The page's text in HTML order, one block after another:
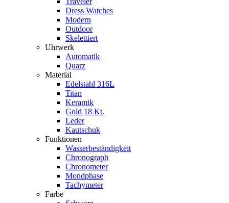
Dress Watches
Modern
Outdoor
Skelettiert
Uhrwerk
Automatik
Quarz
Material
Edelstahl 316L
Titan
Keramik
Gold 18 Kt.
Leder
Kautschuk
Funktionen
Wasserbeständigkeit
Chronograph
Chronometer
Mondphase
Tachymeter
Farbe